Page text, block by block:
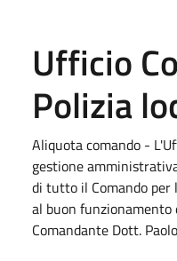
Ufficio
Polizia
Aliquota comando -
gestione
di tutto il Comando per
al buon
Comandante Dott.